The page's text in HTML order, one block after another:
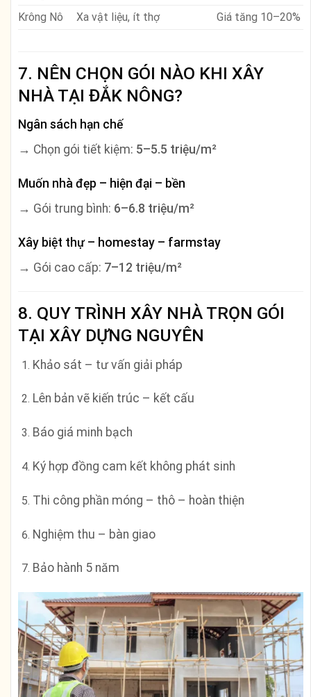
Krông Nô Xa vật liệu, ít thợ Giá tăng 10–20%
7. NÊN CHỌN GÓI NÀO KHI XÂY
NHÀ TẠI ĐẮK NÔNG?
Ngân sách hạn chế
→ Chọn gói tiết kiệm: 5–5.5 triệu/m²
Muốn nhà đẹp – hiện đại – bền
→ Gói trung bình: 6–6.8 triệu/m²
Xây biệt thự – homestay – farmstay
→ Gói cao cấp: 7–12 triệu/m²
8. QUY TRÌNH XÂY NHÀ TRỌN GÓI
TẠI XÂY DỰNG NGUYÊN
Khảo sát – tư vấn giải pháp
Lên bản vẽ kiến trúc – kết cấu
Báo giá minh bạch
Ký hợp đồng cam kết không phát sinh
Thi công phần móng – thô – hoàn thiện
Nghiệm thu – bàn giao
Bảo hành 5 năm